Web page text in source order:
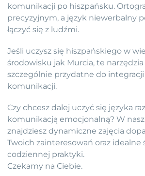
komunikacji po hiszpańsku.
precyzyjnym, a język niewerbalny
łączyć się z ludźmi.
Jeśli uczysz się hiszpańskiego w
środowisku jak Murcia, te
szczególnie przydatne do integracji
komunikacji.
Czy chcesz dalej uczyć się języka
komunikacją emocjonalną? W
znajdziesz dynamiczne zajęcia
Twoich zainteresowań oraz idealne
codziennej praktyki.
Czekamy na Ciebie.